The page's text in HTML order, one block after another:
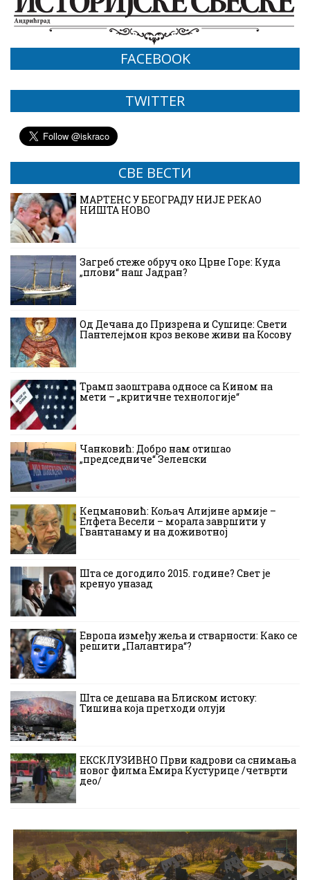
FACEBOOK
TWITTER
СВЕ ВЕСТИ
МАРТЕНС У БЕОГРАДУ НИЈЕ РЕКАО
НИШТА НОВО
Загреб стеже обруч око Црне Горе: Куда
„плови“ наш Јадран?
Од Дечана до Призрена и Сушице: Свети
Пантелејмон кроз векове живи на Косову
Трамп заоштрава односе са Кином на
мети – „критичне технологије“
Чанковић: Добро нам отишао
„председниче“ Зеленски
Кецмановић: Кољач Алијине армије –
Елфета Весели – морала завршити у
Гвантанаму и на доживотној
Шта се догодило 2015. године? Свет је
кренуо уназад
Европа између жеља и стварности: Како се
решити „Палантира“?
Шта се дешава на Блиском истоку:
Тишина која претходи олуји
ЕКСКЛУЗИВНО Први кадрови са снимања
новог филма Емира Кустурице /четврти
део/